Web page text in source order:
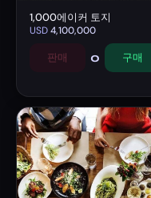
1,000에이커 토지
USD4,100,000
판매 0 구매